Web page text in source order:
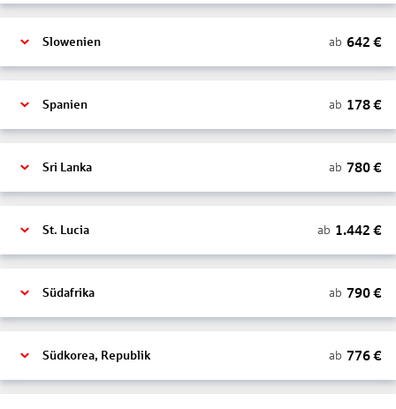
Slowenien ab 642 €
Spanien ab 178€
Sri Lanka ab 780€
St. Lucia ab 1.442 €
Südafrika ab 790€
Südkorea, Republik ab 776€